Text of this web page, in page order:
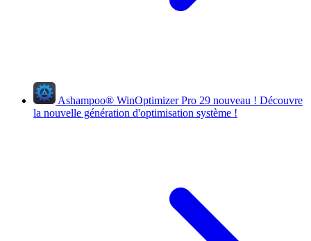
Ashampoo® WinOptimizer Pro 29 nouveau ! Découvre
la nouvelle génération d'optimisation système !